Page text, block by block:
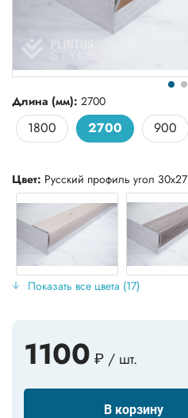
Длина (мм): 2700
1800 2700 900
Цвет: Русский профиль угол
Показать все цвета (17)
1100 ₽ / шт.
В корзину